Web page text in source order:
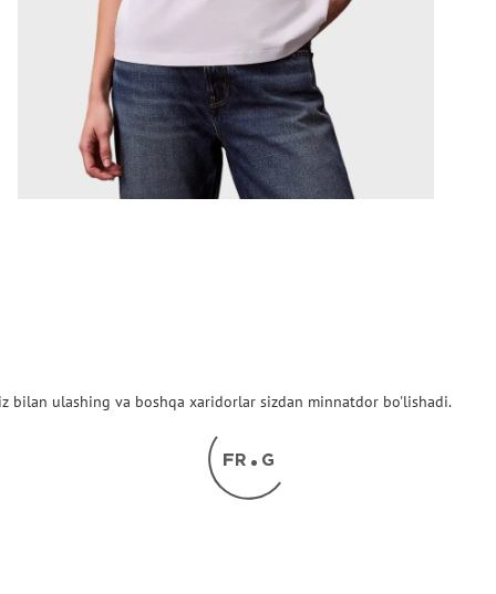
bilan ulashing va boshqa xaridorlar sizdan minnatdor bo'lishadi.